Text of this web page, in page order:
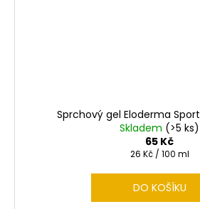
Sprchový gel Eloderma Sport
Skladem (>5 ks)
65 Kč
Měrná
26 Kč / 100 ml
DO KOŠÍKU